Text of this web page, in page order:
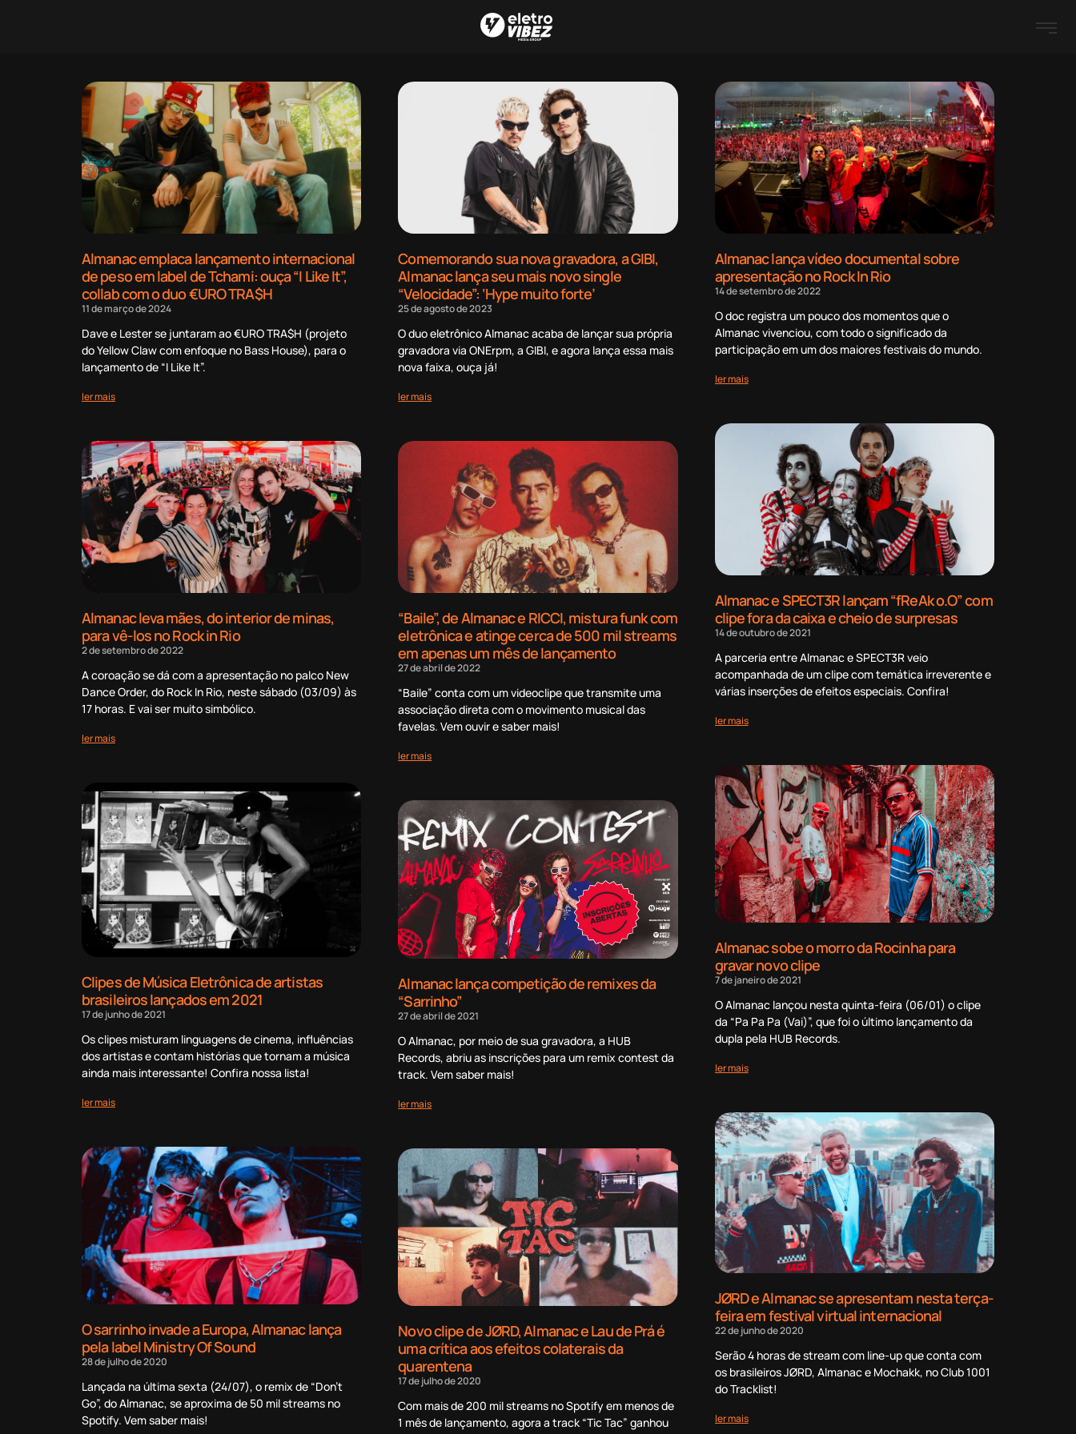
Almanac emplaca lançamento internacional
de peso em label de Tchami: ouça “I Like It”,
collab com o duo €URO TRA$H
11 de março de 2024
Dave e Lester se juntaram ao €URO TRA$H (projeto
do Yellow Claw com enfoque no Bass House), para o
lançamento de “I Like It”.
ler mais
Comemorando sua nova gravadora, a GIBI,
Almanac lança seu mais novo single
“Velocidade”: ‘Hype muito forte’
25 de agosto de 2023
O duo eletrônico Almanac acaba de lançar sua própria
gravadora via ONErpm, a GIBI, e agora lança essa mais
nova faixa, ouça já!
ler mais
Almanac lança vídeo documental sobre
apresentação no Rock In Rio
14 de setembro de 2022
O doc registra um pouco dos momentos que o
Almanac vivenciou, com todo o significado da
participação em um dos maiores festivais do mundo.
ler mais
Almanac leva mães, do interior de minas,
para vê-los no Rock in Rio
2 de setembro de 2022
A coroação se dá com a apresentação no palco New
Dance Order, do Rock In Rio, neste sábado (03/09) às
17 horas. E vai ser muito simbólico.
ler mais
“Baile”, de Almanac e RICCI, mistura funk com
eletrônica e atinge cerca de 500 mil streams
em apenas um mês de lançamento
27 de abril de 2022
“Baile” conta com um videoclipe que transmite uma
associação direta com o movimento musical das
favelas. Vem ouvir e saber mais!
ler mais
Almanac e SPECT3R lançam “fReAk o.O” com
clipe fora da caixa e cheio de surpresas
14 de outubro de 2021
A parceria entre Almanac e SPECT3R veio
acompanhada de um clipe com temática irreverente e
várias inserções de efeitos especiais. Confira!
ler mais
Clipes de Música Eletrônica de artistas
brasileiros lançados em 2021
17 de junho de 2021
Os clipes misturam linguagens de cinema, influências
dos artistas e contam histórias que tornam a música
ainda mais interessante! Confira nossa lista!
ler mais
Almanac lança competição de remixes da
“Sarrinho”
27 de abril de 2021
O Almanac, por meio de sua gravadora, a HUB
Records, abriu as inscrições para um remix contest da
track. Vem saber mais!
ler mais
Almanac sobe o morro da Rocinha para
gravar novo clipe
7 de janeiro de 2021
O Almanac lançou nesta quinta-feira (06/01) o clipe
da “Pa Pa Pa (Vai)”, que foi o último lançamento da
dupla pela HUB Records.
ler mais
O sarrinho invade a Europa, Almanac lança
pela label Ministry Of Sound
28 de julho de 2020
Lançada na última sexta (24/07), o remix de “Don’t
Go”, do Almanac, se aproxima de 50 mil streams no
Spotify. Vem saber mais!
Novo clipe de JØRD, Almanac e Lau de Prá é
uma crítica aos efeitos colaterais da
quarentena
17 de julho de 2020
Com mais de 200 mil streams no Spotify em menos de
1 mês de lançamento, agora a track “Tic Tac” ganhou
JØRD e Almanac se apresentam nesta terça-
feira em festival virtual internacional
22 de junho de 2020
Serão 4 horas de stream com line-up que conta com
os brasileiros JØRD, Almanac e Mochakk, no Club 1001
do Tracklist!
ler mais